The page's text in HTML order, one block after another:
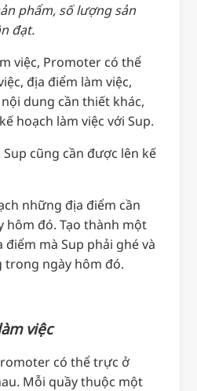
phẩm, số lượng sản
đạt.
việc, Promoter có thể
địa điểm làm việc,
dung cần thiết khác,
hoạch làm việc với Sup.
cũng cần được lên kế
những địa điểm cần
hôm đó. Tạo thành một
mà Sup phải ghé và
ngày hôm đó.
việc
có thể trực ở
Mỗi quầy thuộc một